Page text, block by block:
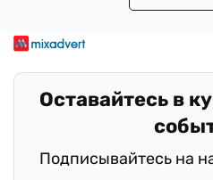
Оставайтесь в
Подписывайтесь на